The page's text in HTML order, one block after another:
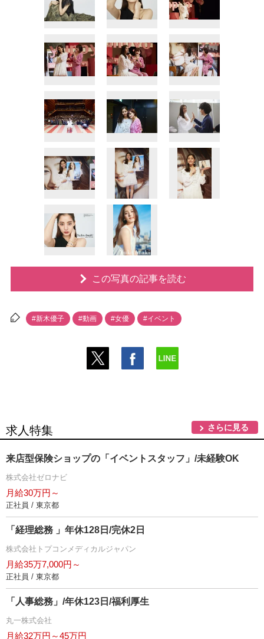
この写真の記事を読む
#新木優子 #動画 #女優 #イベント
求人特集 さらに見る
来店型保険ショップの「イベントスタッフ」/未経験OK
株式会社ゼロナビ
月給30万円～
正社員 / 東京都
「経理総務 」年休128日/完休2日
株式会社トプコンメディカルジャパン
月給35万7,000円～
正社員 / 東京都
「人事総務」/年休123日/福利厚生
丸一株式会社
月給32万円～45万円